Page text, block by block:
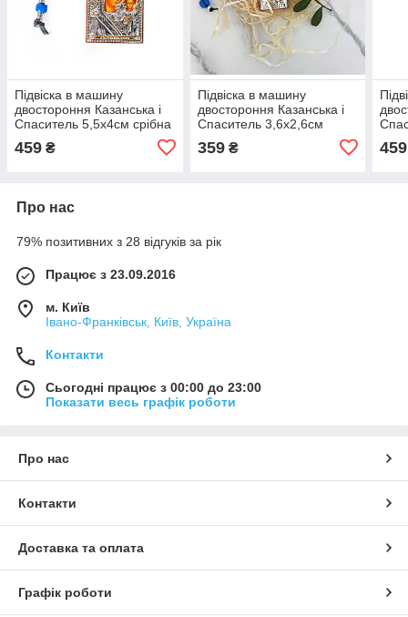
Підвіска в машину
двостороння Казанська і
Спаситель 5,5х4см срібна
іконка в машину / оберіг в
машину / подарунок для
459 ₴
Підвіска в машину
двостороння Казанська і
Спаситель 3,6х2,6см
срібна іконка в машину /
оберіг в машину /
359₴ 459
Про нас
79% позитивних з 28 відгуків за рік
Працює з 23.09.2016
м. Київ
Івано-Франківськ, Київ, Україна
Контакти
Сьогодні працює з 00:00 до 23:00
Показати весь графік роботи
Про нас
Контакти
Доставка та оплата
Графік роботи